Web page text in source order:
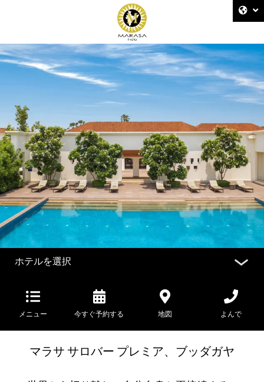
ホテルを選択
メニュー 今すぐ予約する 地図 よんで
マラサ サロバー プレミア、ブッダガヤ